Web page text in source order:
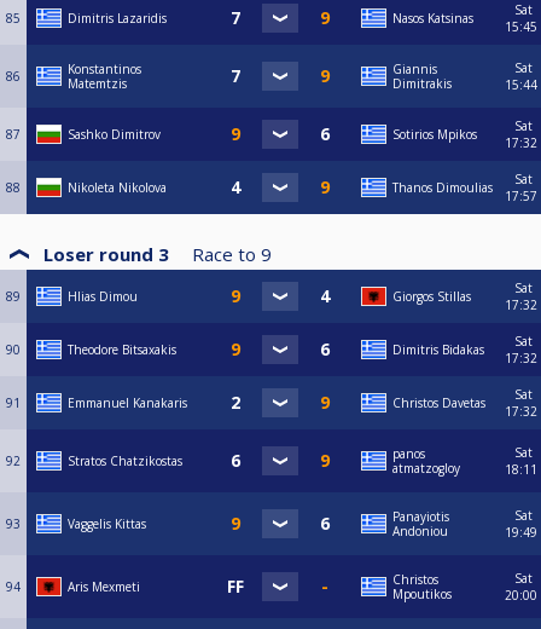
85 Dimitris Lazaridis Nasos Katsinas
Sat
15:45
86
Konstantinos
Matemtzis
Giannis
Dimitrakis
Sat
15:44
87 Sashko Dimitrov Sotirios Mpikos
Sat
17:32
88 Nikoleta Nikolova Thanos Dimoulias
Sat
17:57
Loser round 3 Race to 9
89 Hlias Dimou Giorgos Stillas
Sat
17:32
90 Theodore Bitsaxakis Dimitris Bidakas
Sat
17:32
91 Emmanuel Kanakaris Christos Davetas
Sat
17:32
92 Stratos Chatzikostas
panos
atmatzogloy
Sat
18:11
93 Vaggelis Kittas
Panayiotis
Andoniou
Sat
19:49
94 Aris Mexmeti
Christos
Mpoutikos
Sat
20:00